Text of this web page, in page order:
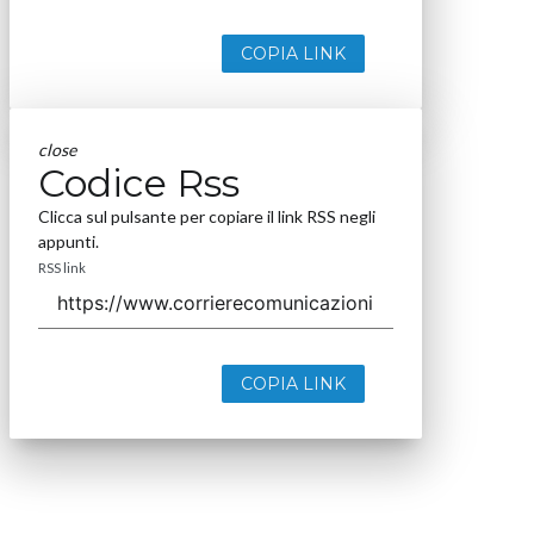
COPIA LINK
close
Codice Rss
Clicca sul pulsante per copiare il link RSS negli
appunti.
RSS link
COPIA LINK